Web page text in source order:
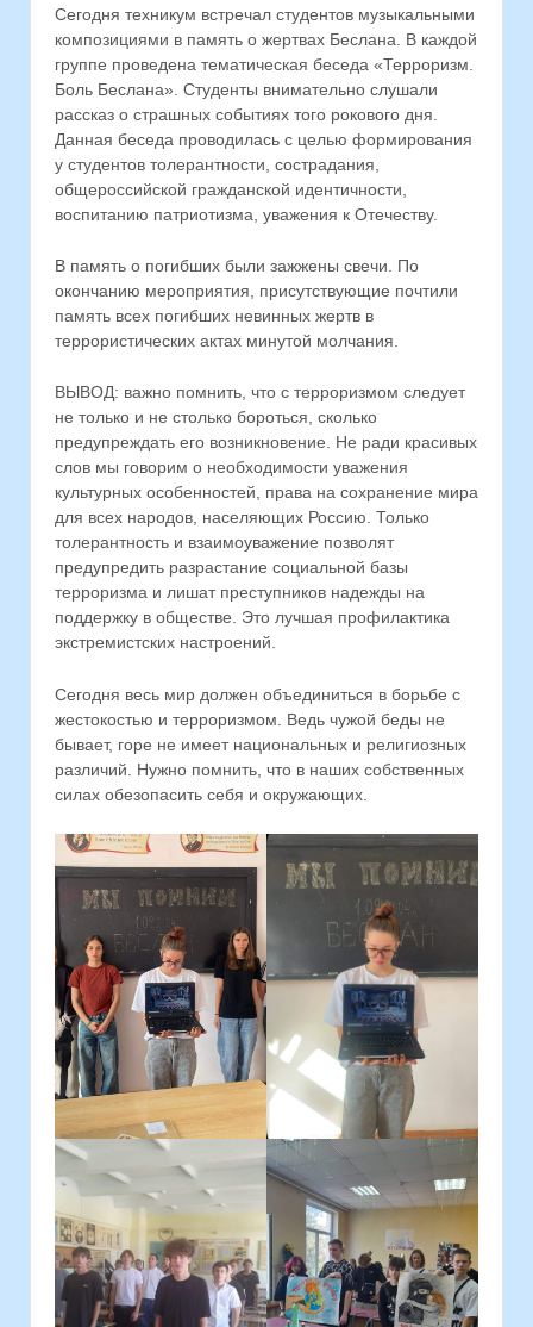
Сегодня техникум встречал студентов музыкальными
композициями в память о жертвах Беслана. В каждой
группе проведена тематическая беседа «Терроризм.
Боль Беслана». Студенты внимательно слушали
рассказ о страшных событиях того рокового дня.
Данная беседа проводилась с целью формирования
у студентов толерантности, сострадания,
общероссийской гражданской идентичности,
воспитанию патриотизма, уважения к Отечеству.
В память о погибших были зажжены свечи. По
окончанию мероприятия, присутствующие почтили
память всех погибших невинных жертв в
террористических актах минутой молчания.
ВЫВОД: важно помнить, что с терроризмом следует
не только и не столько бороться, сколько
предупреждать его возникновение. Не ради красивых
слов мы говорим о необходимости уважения
культурных особенностей, права на сохранение мира
для всех народов, населяющих Россию. Только
толерантность и взаимоуважение позволят
предупредить разрастание социальной базы
терроризма и лишат преступников надежды на
поддержку в обществе. Это лучшая профилактика
экстремистских настроений.
Сегодня весь мир должен объединиться в борьбе с
жестокостью и терроризмом. Ведь чужой беды не
бывает, горе не имеет национальных и религиозных
различий. Нужно помнить, что в наших собственных
силах обезопасить себя и окружающих.